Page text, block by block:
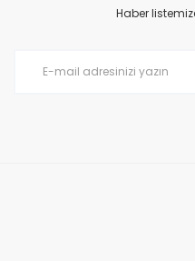
Ürün açıklamasında eksik
Haber